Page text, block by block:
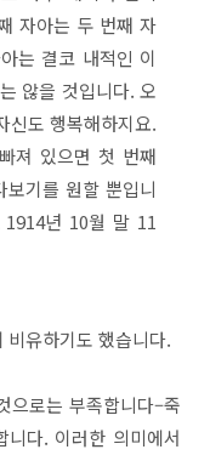
자아는 두 번째 자
는 결코 내적인 이
않을 것입니다. 오
신도 행복해하지요.
져 있으면 첫 번째
기를 원할 뿐입니
1914년 10월 말 11
유하기도 했습니다.
으로는 부족합니다–죽
다. 이러한 의미에서